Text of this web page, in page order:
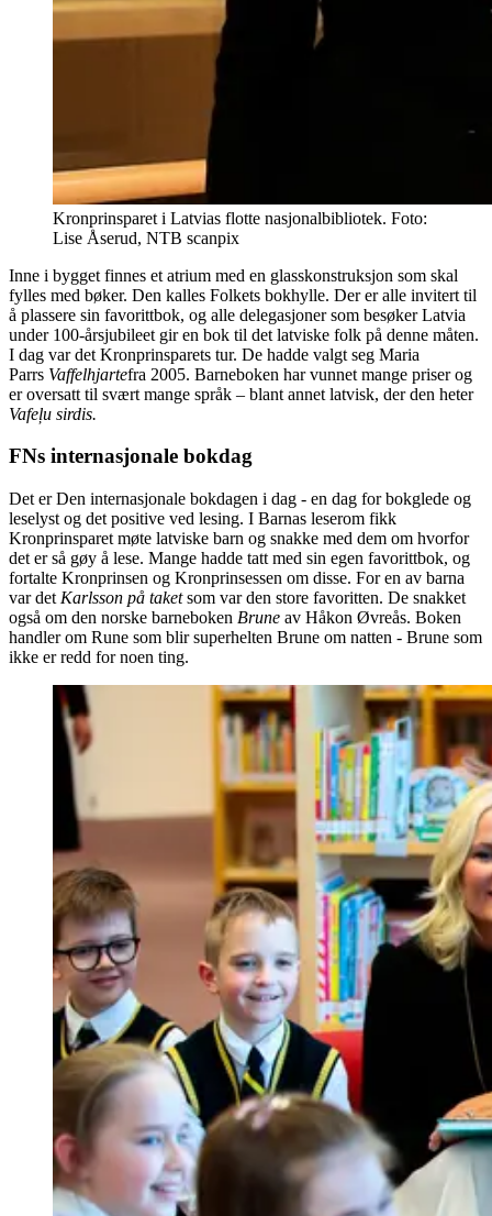
Kronprinsparet i Latvias flotte nasjonalbibliotek. Foto:
Lise Åserud, NTB scanpix
Inne i bygget finnes et atrium med en glasskonstruksjon som skal
fylles med bøker. Den kalles Folkets bokhylle. Der er alle invitert til
å plassere sin favorittbok, og alle delegasjoner som besøker Latvia
under 100-årsjubileet gir en bok til det latviske folk på denne måten.
I dag var det Kronprinsparets tur. De hadde valgt seg Maria
Parrs Vaffelhjartefra 2005. Barneboken har vunnet mange priser og
er oversatt til svært mange språk – blant annet latvisk, der den heter
Vafeļu sirdis.
FNs internasjonale bokdag
Det er Den internasjonale bokdagen i dag - en dag for bokglede og
leselyst og det positive ved lesing. I Barnas leserom fikk
Kronprinsparet møte latviske barn og snakke med dem om hvorfor
det er så gøy å lese. Mange hadde tatt med sin egen favorittbok, og
fortalte Kronprinsen og Kronprinsessen om disse. For en av barna
var det Karlsson på taketsom var den store favoritten. De snakket
også om den norske barneboken Brune av Håkon Øvreås. Boken
handler om Rune som blir superhelten Brune om natten - Brune som
ikke er redd for noen ting.